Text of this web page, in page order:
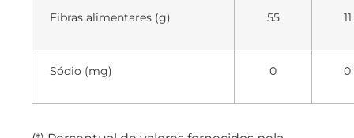
Fibras alimentares (g) 55 11
Sódio (mg) 0 0